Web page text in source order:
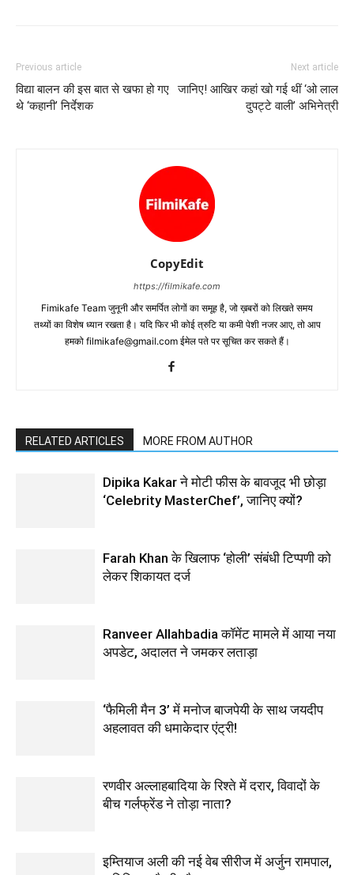
Previous article
विद्या बालन की इस बात से खफा हो गए
थे ‘कहानी’ निर्देशक
Next article
जानिए! आखिर कहां खो गई थीं ‘ओ लाल
दुपट्टे वाली’ अभिनेत्री
CopyEdit
https://filmikafe.com
Fimikafe Team जुनूनी और समर्पित लोगों का समूह है, जो ख़बरों को लिखते समय
तथ्‍यों का विशेष ध्‍यान रखता है। यदि फिर भी कोई त्रुटि या कमी पेशी नजर आए, तो आप
हमको filmikafe@gmail.com ईमेल पते पर सूचित कर सकते हैं।
RELATED ARTICLES MORE FROM AUTHOR
Dipika Kakar ने मोटी फीस के बावजूद भी छोड़ा
‘Celebrity MasterChef’, जानिए क्यों?
Farah Khan के खिलाफ ‘होली’ संबंधी टिप्पणी को
लेकर शिकायत दर्ज
Ranveer Allahbadia कॉमेंट मामले में आया नया
अपडेट, अदालत ने जमकर लताड़ा
‘फैमिली मैन 3’ में मनोज बाजपेयी के साथ जयदीप
अहलावत की धमाकेदार एंट्री!
रणवीर अल्लाहबादिया के रिश्ते में दरार, विवादों के
बीच गर्लफ्रेंड ने तोड़ा नाता?
इम्तियाज अली की नई वेब सीरीज में अर्जुन रामपाल,